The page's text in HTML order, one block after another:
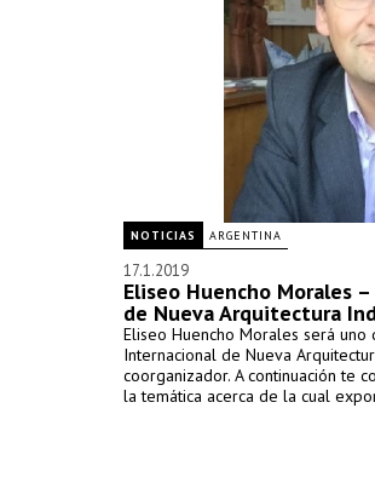
NOTICIAS ARGENTINA
17.1.2019
Eliseo Huencho Morales
de Nueva Arquitectura
Eliseo Huencho Morales será
Internacional de Nueva
coorganizador. A continuación te
la temática acerca de la cual